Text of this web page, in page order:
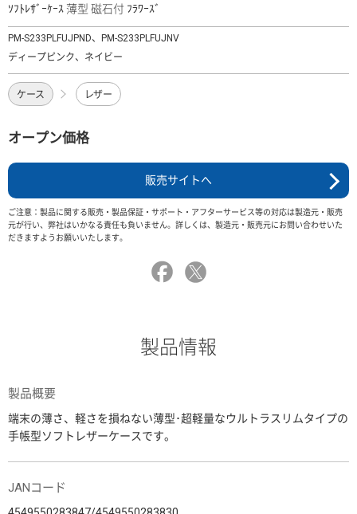
ｿﾌﾄﾚｻﾞｰｹｰｽ 薄型 磁石付 ﾌﾗﾜｰｽﾞ
PM-S233PLFUJPND、PM-S233PLFUJNV
ディープピンク、ネイビー
ケース レザー
オープン価格
販売サイトへ
ご注意：製品に関する販売・製品保証・サポート・アフターサービス等の対応は製造元・販売
元が行い、弊社はいかなる責任も負いません。詳しくは、製造元・販売元にお問い合わせいた
だきますようお願いいたします。
製品情報
製品概要
端末の薄さ、軽さを損ねない薄型･超軽量なウルトラスリムタイプの
手帳型ソフトレザーケースです。
JANコード